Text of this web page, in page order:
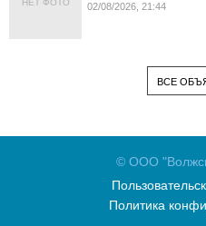
НЕТ ФОТО 02/08/2026, 21:44
ВСЕ
© ООО
Политика